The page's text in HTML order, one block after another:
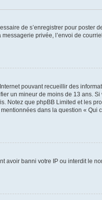
de s’enregistrer pour poster
privée, l’envoi de
pouvant recueillir des
un mineur de moins de 13 ans.
Notez que phpBB Limited et les
dans la question «
banni votre IP ou interdit le